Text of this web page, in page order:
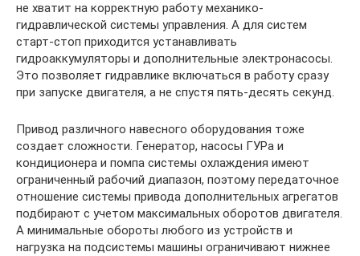
не хватит на корректную работу механико-
гидравлической системы управления. А для систем
старт-стоп приходится устанавливать
гидроаккумуляторы и дополнительные электронасосы.
Это позволяет гидравлике включаться в работу сразу
при запуске двигателя, а не спустя пять-десять секунд.
Привод различного навесного оборудования тоже
создает сложности. Генератор, насосы ГУРа и
кондиционера и помпа системы охлаждения имеют
ограниченный рабочий диапазон, поэтому передаточное
отношение системы привода дополнительных агрегатов
подбирают с учетом максимальных оборотов двигателя.
А минимальные обороты любого из устройств и
нагрузка на подсистемы машины ограничивают нижнее